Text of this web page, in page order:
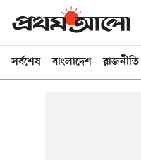
সর্বশেষ বাংলাদেশ রাজনীতি